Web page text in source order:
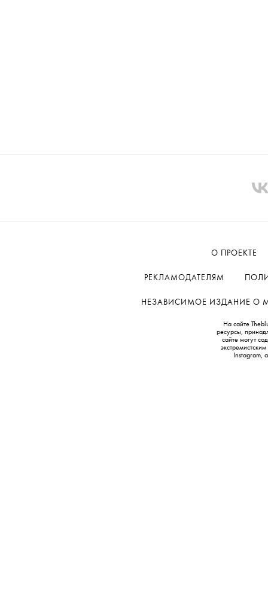
О ПРОЕКТЕ
РЕКЛАМОДАТЕЛЯМ
НЕЗАВИСИМОЕ ИЗДАНИЕ О
На сайте
ресурсы,
сайте могут
Instagram,